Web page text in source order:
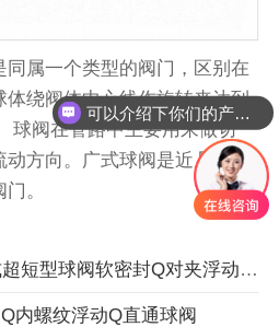
属一个类型的阀门，区别在
绕阀体中心线作旋转来达到
球阀在管路中主要用来做切
方向。广式球阀是近几年来
。
短型球阀软密封Q对夹浮动Q直
内螺纹浮动Q直通球阀
可以介绍下你们的产品么